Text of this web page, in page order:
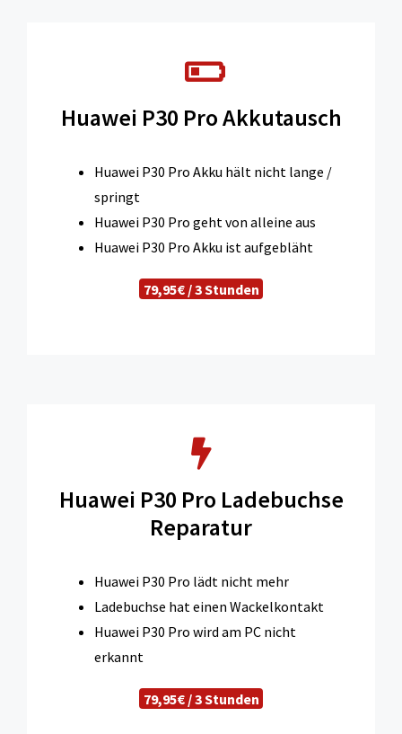
Huawei P30 Pro Akkutausch
Huawei P30 Pro Akku hält nicht lange /
springt
Huawei P30 Pro geht von alleine aus
Huawei P30 Pro Akku ist aufgebläht
79,95€ / 3 Stunden
Huawei P30 Pro Ladebuchse
Reparatur
Huawei P30 Pro lädt nicht mehr
Ladebuchse hat einen Wackelkontakt
Huawei P30 Pro wird am PC nicht
erkannt
79,95€ / 3 Stunden